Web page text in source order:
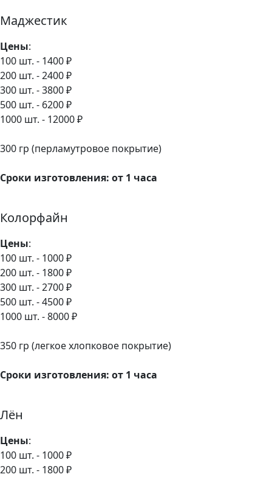
Маджестик
Цены:
100 шт. - 1400 ₽
200 шт. - 2400 ₽
300 шт. - 3800 ₽
500 шт. - 6200 ₽
1000 шт. - 12000 ₽
300 гр (перламутровое покрытие)
Сроки изготовления: от 1 часа
Колорфайн
Цены:
100 шт. - 1000 ₽
200 шт. - 1800 ₽
300 шт. - 2700 ₽
500 шт. - 4500 ₽
1000 шт. - 8000 ₽
350 гр (легкое хлопковое покрытие)
Сроки изготовления: от 1 часа
Лён
Цены:
100 шт. - 1000 ₽
200 шт. - 1800 ₽